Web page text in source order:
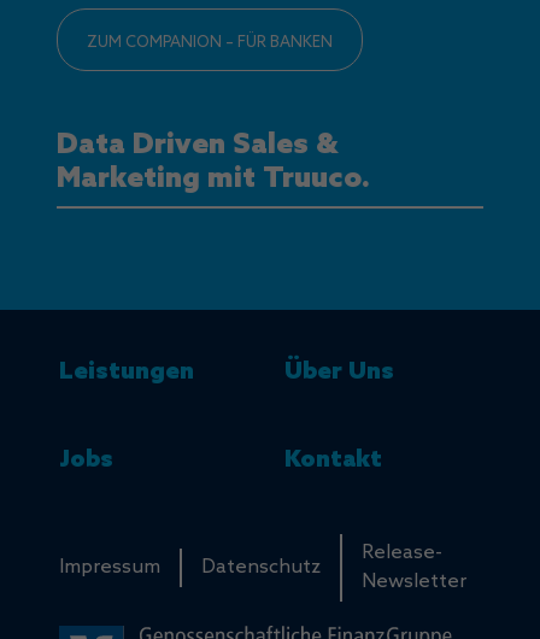
ZUM COMPANION – FÜR BANKEN
Data Driven Sales &
Marketing mit Truuco.
Leistungen Über Uns
Jobs Kontakt
Impressum Datenschutz
Release-
Newsletter